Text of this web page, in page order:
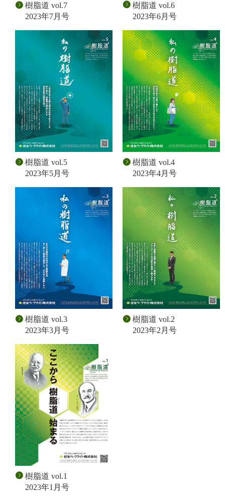
樹脂道 vol.7
2023年7月号
樹脂道 vol.6
2023年6月号
樹脂道 vol.5
2023年5月号
樹脂道 vol.4
2023年4月号
樹脂道 vol.3
2023年3月号
樹脂道 vol.2
2023年2月号
樹脂道 vol.1
2023年1月号